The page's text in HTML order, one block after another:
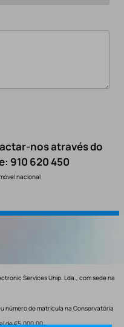
nos através do
910 620 450
nacional
Services Unip. Lda., com sede na
número de matrícula na Conservatória
de €5.000,00.